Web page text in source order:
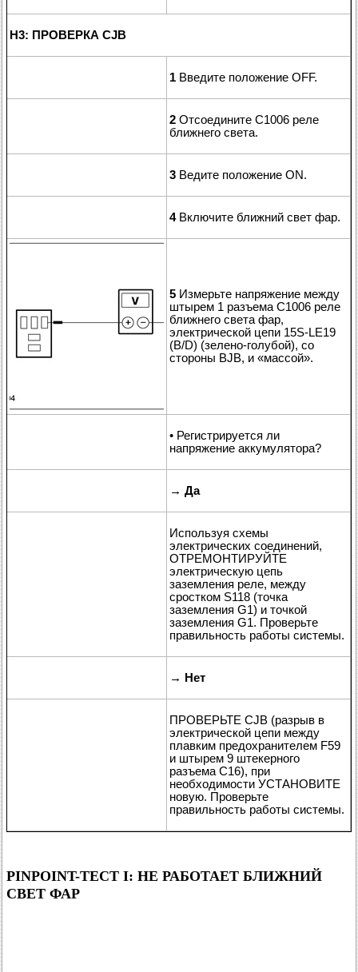
H3: ПРОВЕРКА CJB
1 Введите положение OFF.
2 Отсоедините C1006 реле
ближнего света.
3 Ведите положение ON.
4 Включите ближний свет фар.
5 Измерьте напряжение между
штырем 1 разъема C1006 реле
ближнего света фар,
электрической цепи 15S-LE19
(B/D) (зелено-голубой), со
стороны BJB, и «массой».
• Регистрируется ли
напряжение аккумулятора?
→ Да
Используя схемы
электрических соединений,
ОТРЕМОНТИРУЙТЕ
электрическую цепь
заземления реле, между
сростком S118 (точка
заземления G1) и точкой
заземления G1. Проверьте
правильность работы системы.
→ Нет
ПРОВЕРЬТЕ CJB (разрыв в
электрической цепи между
плавким предохранителем F59
и штырем 9 штекерного
разъема C16), при
необходимости УСТАНОВИТЕ
новую. Проверьте
правильность работы системы.
PINPOINT-ТЕСТ I: НЕ РАБОТАЕТ БЛИЖНИЙ
СВЕТ ФАР